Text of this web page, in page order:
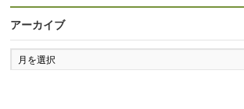
アーカイブ
ア
ー